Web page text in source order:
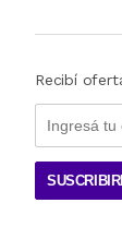
Recibí